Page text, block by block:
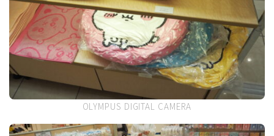
OLYMPUS DIGITAL CAMERA